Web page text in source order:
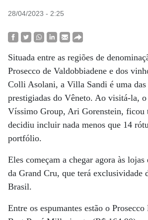
28/04/2023 - 2:25
Situada entre as regiões de
Prosecco de Valdobbiadene e dos
Colli Asolani, a Villa Sandi é uma
prestigiadas do Vêneto. Ao visitá-la,
Víssimo Group, Ari Gorenstein, ficou
decidiu incluir nada menos que 14
portfólio.
Eles começam a chegar agora às lojas
da Grand Cru, que terá exclusividade
Brasil.
Entre os espumantes estão o